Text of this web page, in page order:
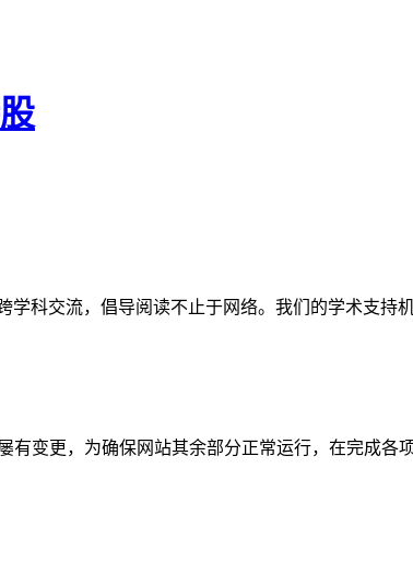
学科交流，倡导阅读不止于网络。我们的学术支持
有变更，为确保网站其余部分正常运行，在完成各